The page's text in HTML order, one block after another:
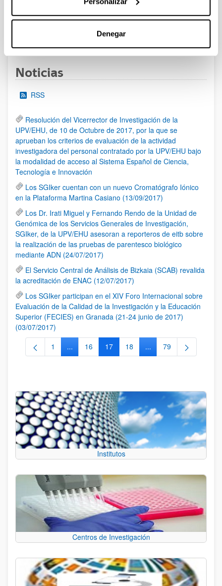
Denegar
al 30/07/2026 (ambos incluídos)
PáginaPáginaPágina
3 ...Páginas intermedias Use TAB
Noticias
RSS
Resolución del Vicerrector de Investigación de la
UPV/EHU, de 10 de Octubre de 2017, por la que se
aprueban los criterios de evaluación de la actividad
investigadora del personal contratado por la UPV/EHU bajo
la modalidad de acceso al Sistema Español de Ciencia,
Tecnología e Innovación
Los SGIker cuentan con un nuevo Cromatógrafo Iónico
en la Plataforma Martina Casiano (13/09/2017)
Los Dr. Irati Miguel y Fernando Rendo de la Unidad de
Genómica de los Servicios Generales de Investigación,
SGIker, de la UPV/EHU asesoran a reporteros de eitb sobre
la realización de las pruebas de parentesco biológico
mediante ADN (24/07/2017)
El Servicio Central de Análisis de Bizkaia (SCAB) revalida
la acreditación de ENAC (12/07/2017)
Los SGIker participan en el XIV Foro Internacional sobre
Evaluación de la Calidad de la Investigación y la Educación
Superior (FECIES) en Granada (21-24 junio de 2017)
(03/07/2017)
Página
1 ...Páginas intermedias Use TAB para desplazarse.
Página
16 Página
17 Página
18 ...Páginas intermedias
Página
79
Institutos
Centros de Investigación